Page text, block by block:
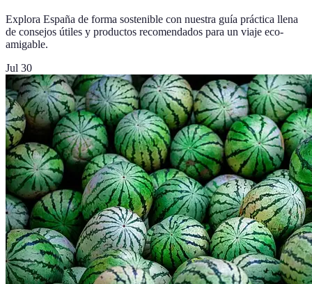
Explora España de forma sostenible con nuestra guía práctica llena
de consejos útiles y productos recomendados para un viaje eco-
amigable.
Jul 30